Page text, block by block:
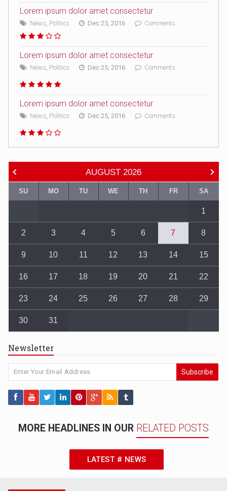
Lorem ipsum dolor amet consectetur
News Politics Dec 25, 2016 Comments
Lorem ipsum dolor amet consectetur
News Politics Dec 25, 2016 Comments
Lorem ipsum dolor amet consectetur
News Politics Dec 25, 2016 Comments
AUGUST 2026
SU MO TU WE TH FR SA
1
2 3 4 5 6 7 8
9 10 11 12 13 14 15
16 17 18 19 20 21 22
23 24 25 26 27 28 29
30 31
Newsletter
Subscribe
MORE HEADLINES IN OUR RELATED POSTS
LATEST # NEWS